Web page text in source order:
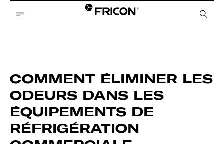
COMMENT ÉLIMINER LES
ODEURS DANS LES
ÉQUIPEMENTS DE
RÉFRIGÉRATION